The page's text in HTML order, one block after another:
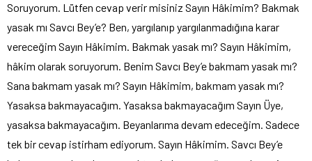
Soruyorum. Lütfen cevap verir misiniz Sayın Hâkimim? Bakmak
yasak mı Savcı Bey’e? Ben, yargılanıp yargılanmadığına karar
vereceğim Sayın Hâkimim. Bakmak yasak mı? Sayın Hâkimim,
hâkim olarak soruyorum. Benim Savcı Bey’e bakmam yasak mı?
Sana bakmam yasak mı? Sayın Hâkimim, bakmam yasak mı?
Yasaksa bakmayacağım. Yasaksa bakmayacağım Sayın Üye,
yasaksa bakmayacağım. Beyanlarıma devam edeceğim. Sadece
tek bir cevap istirham ediyorum. Sayın Hâkimim. Savcı Bey’e